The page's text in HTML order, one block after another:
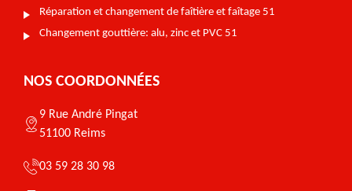
Réparation et changement de faîtière et faîtage 51
Changement gouttière: alu, zinc et PVC 51
NOS COORDONNÉES
9 Rue André Pingat
51100 Reims
03 59 28 30 98